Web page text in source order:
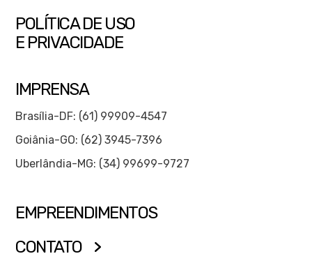
POLÍTICA DE USO
E PRIVACIDADE
IMPRENSA
Brasília-DF: (61) 99909-4547
Goiânia-GO: (62) 3945-7396
Uberlândia-MG: (34) 99699-9727
EMPREENDIMENTOS
CONTATO